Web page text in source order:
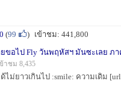
(99 ) เข้าชม: 441,800
าชม 8,435